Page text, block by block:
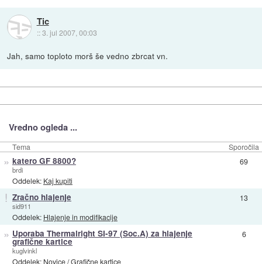
Tic
::3. jul 2007, 00:03
Jah, samo toploto morš še vedno zbrcat vn.
Vredno ogleda ...
Tema Sporočila
» katero GF 8800?
brdi
Oddelek: Kaj kupiti
69
! Zračno hlajenje
sid911
Oddelek: Hlajenje in modifikacije
13
» Uporaba Thermalright SI-97 (Soc.A) za hlajenje
grafične kartice
kuglvinkl
Oddelek: Novice/Grafične kartice
6